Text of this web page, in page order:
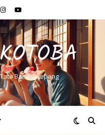
Bahasa Jepang